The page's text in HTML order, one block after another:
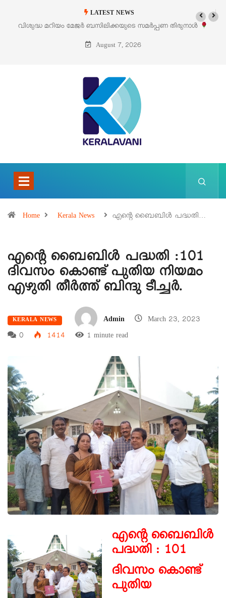
LATEST NEWS
‘പെറ്റൽസ്’ ലൈഫ് സ്റ്റൈൽ എക്സിബിഷനും സെയിലും ഓഗസ്റ്റ് 8-ന്
പെരുമാനൂരിൽ
August 7, 2026
Home Kerala News എന്റെ ബൈബിൾ പദ്ധതി…
എന്റെ ബൈബിൾ പദ്ധതി :101
ദിവസം കൊണ്ട് പുതിയ നിയമം
എഴുതി തീർത്ത് ബിന്ദു ടീച്ചർ.
KERALA NEWS Admin
March 23, 2023
0
1414 1 minute read
എന്റെ ബൈബിൾ
പദ്ധതി : 101
ദിവസം കൊണ്ട്
പുതിയ